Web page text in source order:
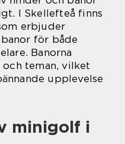
I Skellefteå finns
erbjuder
för både
Banorna
teman, vilket
upplevelse
minigolf i